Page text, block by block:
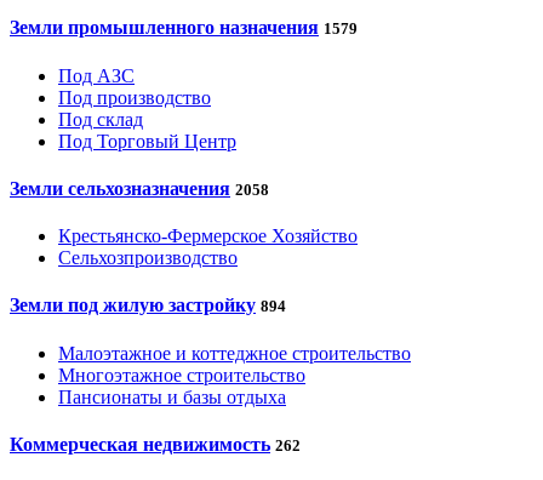
Земли промышленного назначения 1579
Под АЗС
Под производство
Под склад
Под Торговый Центр
Земли сельхозназначения 2058
Крестьянско-Фермерское Хозяйство
Сельхозпроизводство
Земли под жилую застройку 894
Малоэтажное и коттеджное строительство
Многоэтажное строительство
Пансионаты и базы отдыха
Коммерческая недвижимость 262